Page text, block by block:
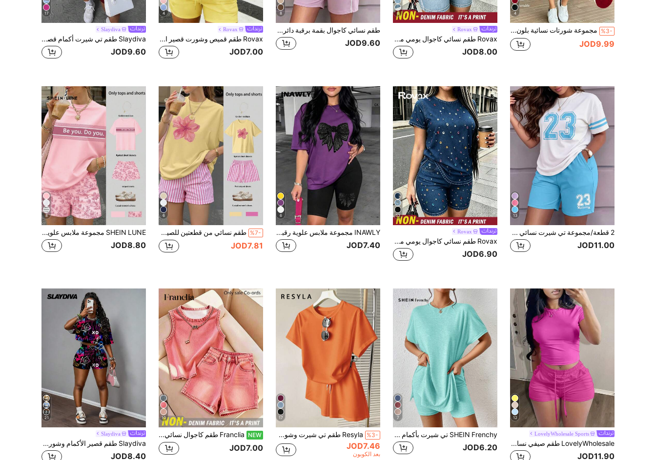
4
%3- مجموعة شورتات نسائية بلون موحد مع جيب وحبل شد، ملابس منزلية مريحة، ربيع وصيف، أحمر أنيق، 2 قطعة
JOD9.99
6
Rovax
Rovax طقم نسائي كاجوال يومي من قطعتين: توب برقبة دائرية وأكمام قصيرة وشورت
JOD8.00
8
طقم نسائي كاجوال بقمة برقبة دائرية وأكمام قصيرة وشورت، مع جيوب، قماش مرن قليلاً، أنيق للربيع والصيف والخريف
JOD9.60
4
Rovax
Rovax طقم قميص وشورت قصير الأكمام بياقة على شكل حرف V لون أحادي للنساء، صيفي
JOD7.00
17
Slaydiva
Slaydiva طقم تي شيرت أكمام قصيرة بياقة طاقم وشورت ضيق بلون أحادي للنساء
JOD9.60
13
2 قطعة/مجموعة تي شيرت نسائي كاجوال بطبعة جرافيك ملونة #23 بياقة دائرية وأكمام قصيرة وشورتات فضفاضة مستقيمة بخصر عالي أنيقة للصيف
JOD11.00
33
Rovax
Rovax طقم نسائي كاجوال يومي من قطعتين: توب برقبة دائرية مزين بالراين ستون الملون وشورت
JOD6.90
6
INAWLY مجموعة ملابس علوية رقبة دائرية بفيونكة بنفسجية وشورت أسود للنساء، 2 قطعة
JOD7.40
6
%7- طقم نسائي من قطعتين للصيف بأسلوب كاجوال بريبي، ملابس علوية فضفاضة بأكمام قصيرة وطبعة زهور صغيرة مع شورت مخطط، أصفر أنيق، المكسيك وكندا
JOD7.81
8
SHEIN LUNE مجموعة ملابس علوية وشورت فضفاضة عادية للنساء 2 قطعة
JOD8.80
12
LovelyWholesale Sports
LovelyWholesale طقم صيفي نسائي كاجوال يومي بلون موحد، تي شيرت برقبة دائرية وأكمام قصيرة مع شورت برباط، أنيق
JOD11.90
7
SHEIN Frenchy تي شيرت بأكمام جناح الخفاش وحافة مشقوقة & شورت دراجة نارية مشقوق قطعتان
JOD6.20
17
%3- Resyla طقم تي شيرت وشورت فضفاض بأكمام قصيرة ولون واحد للنساء
JOD7.46
بعد الكوبون
10
NEW Franclia طقم كاجوال نسائي من توب بدون أكمام برقبة دائرية وشورت بطبعة تأثير الدنيم
JOD7.00
21
Slaydiva
Slaydiva طقم قصير الأكمام وشورت كاجوال من قطعتين للنساء بطباعة الحرف والدب الكرتوني على الرقبة المستديرة
JOD8.40